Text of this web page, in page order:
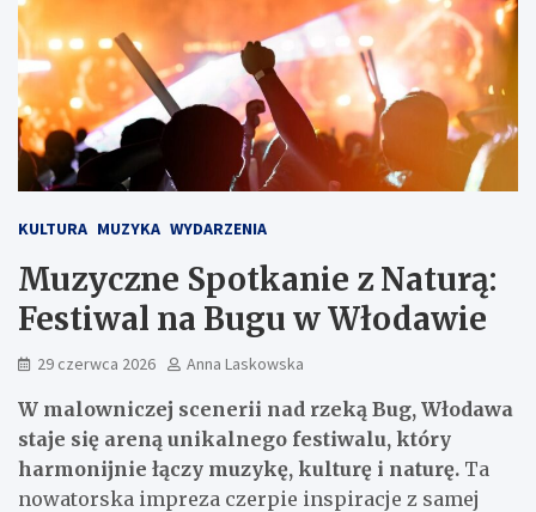
KULTURA MUZYKA WYDARZENIA
Muzyczne Spotkanie z Naturą:
Festiwal na Bugu w Włodawie
29 czerwca 2026 Anna Laskowska
W malowniczej scenerii nad rzeką Bug, Włodawa
staje się areną unikalnego festiwalu, który
harmonijnie łączy muzykę, kulturę i naturę. Ta
nowatorska impreza czerpie inspiracje z samej